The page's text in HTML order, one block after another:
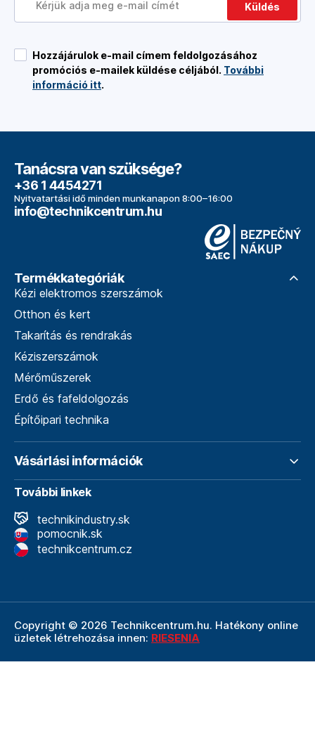
Küldés
Hozzájárulok e-mail címem feldolgozásához
promóciós e-mailek küldése céljából. További
információ itt.
Tanácsra van szüksége?
+36 1 4454271
Nyitvatartási idő minden munkanapon 8:00–16:00
info@technikcentrum.hu
Termékkategóriák
Kézi elektromos szerszámok
Otthon és kert
Takarítás és rendrakás
Kéziszerszámok
Mérőműszerek
Erdő és fafeldolgozás
Építőipari technika
Vásárlási információk
További linkek
technikindustry.sk
pomocnik.sk
technikcentrum.cz
Copyright © 2026 Technikcentrum.hu. Hatékony online
üzletek létrehozása innen: RIESENIA